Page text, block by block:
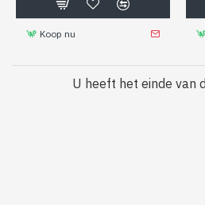
Koop nu
U heeft het einde van